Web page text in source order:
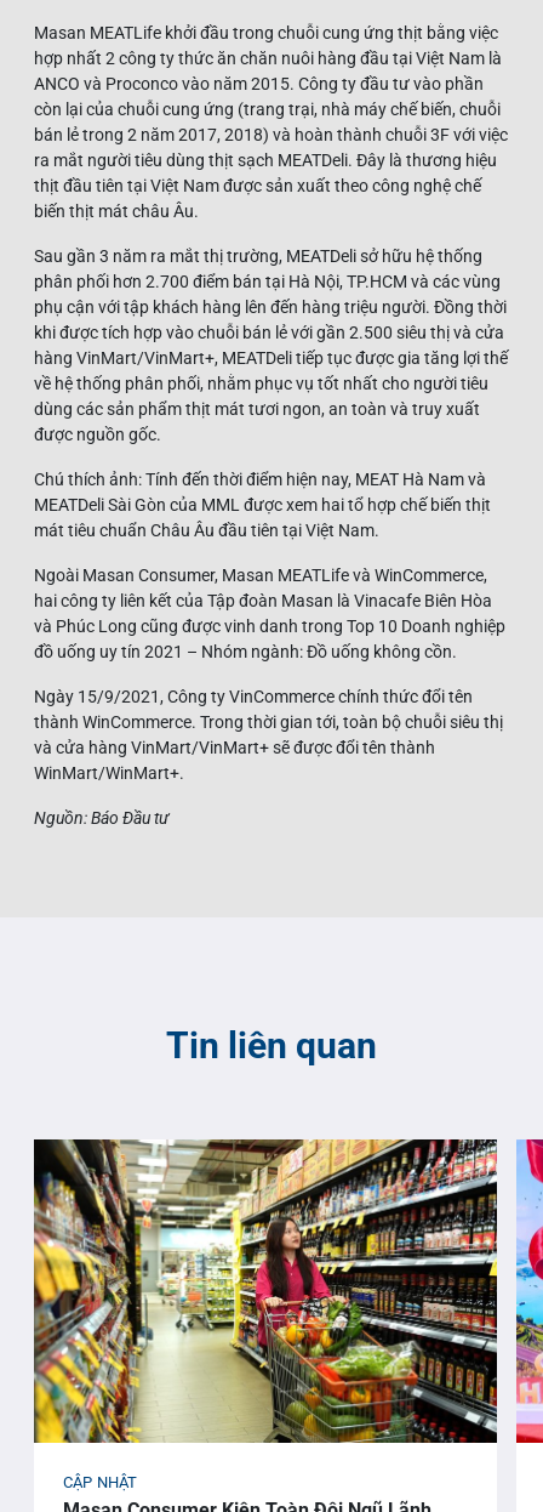
Masan MEATLife khởi đầu trong chuỗi cung ứng thịt bằng việc
hợp nhất 2 công ty thức ăn chăn nuôi hàng đầu tại Việt Nam là
ANCO và Proconco vào năm 2015. Công ty đầu tư vào phần
còn lại của chuỗi cung ứng (trang trại, nhà máy chế biến, chuỗi
bán lẻ trong 2 năm 2017, 2018) và hoàn thành chuỗi 3F với việc
ra mắt người tiêu dùng thịt sạch MEATDeli. Đây là thương hiệu
thịt đầu tiên tại Việt Nam được sản xuất theo công nghệ chế
biến thịt mát châu Âu.
Sau gần 3 năm ra mắt thị trường, MEATDeli sở hữu hệ thống
phân phối hơn 2.700 điểm bán tại Hà Nội, TP.HCM và các vùng
phụ cận với tập khách hàng lên đến hàng triệu người. Đồng thời
khi được tích hợp vào chuỗi bán lẻ với gần 2.500 siêu thị và cửa
hàng VinMart/VinMart+, MEATDeli tiếp tục được gia tăng lợi thế
về hệ thống phân phối, nhằm phục vụ tốt nhất cho người tiêu
dùng các sản phẩm thịt mát tươi ngon, an toàn và truy xuất
được nguồn gốc.
Chú thích ảnh: Tính đến thời điểm hiện nay, MEAT Hà Nam và
MEATDeli Sài Gòn của MML được xem hai tổ hợp chế biến thịt
mát tiêu chuẩn Châu Âu đầu tiên tại Việt Nam.
Ngoài Masan Consumer, Masan MEATLife và WinCommerce,
hai công ty liên kết của Tập đoàn Masan là Vinacafe Biên Hòa
và Phúc Long cũng được vinh danh trong Top 10 Doanh nghiệp
đồ uống uy tín 2021 – Nhóm ngành: Đồ uống không cồn.
Ngày 15/9/2021, Công ty VinCommerce chính thức đổi tên
thành WinCommerce. Trong thời gian tới, toàn bộ chuỗi siêu thị
và cửa hàng VinMart/VinMart+ sẽ được đổi tên thành
WinMart/WinMart+.
Nguồn: Báo Đầu tư
Tin liên quan
CẬP NHẬT